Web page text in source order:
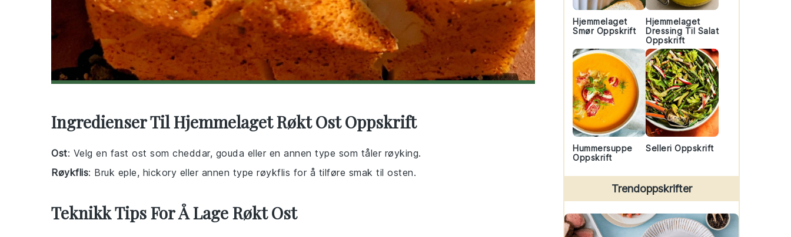
Ingredienser Til Hjemmelaget Røkt Ost Oppskrift
Ost: Velg en fast ost som cheddar, gouda eller en annen type som tåler røyking.
Røykflis: Bruk eple, hickory eller annen type røykflis for å tilføre smak til osten.
Teknikk Tips For Å Lage Røkt Ost
Hjemmelaget
Smør Oppskrift
Hjemmelaget
Dressing Til Salat
Oppskrift
Hummersuppe
Oppskrift
Selleri Oppskrift
Trendoppskrifter